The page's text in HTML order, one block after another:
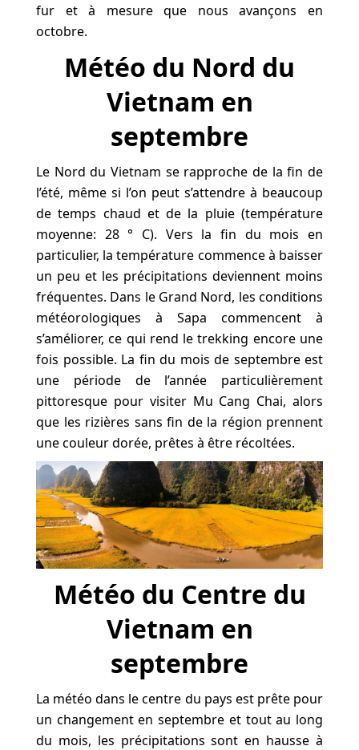
fur et à mesure que nous avançons en
octobre.
Météo du Nord du
Vietnam en
septembre
Le Nord du Vietnam se rapproche de la fin de
l’été, même si l’on peut s’attendre à beaucoup
de temps chaud et de la pluie (température
moyenne: 28 ° C). Vers la fin du mois en
particulier, la température commence à baisser
un peu et les précipitations deviennent moins
fréquentes. Dans le Grand Nord, les conditions
météorologiques à Sapa commencent à
s’améliorer, ce qui rend le trekking encore une
fois possible. La fin du mois de septembre est
une période de l’année particulièrement
pittoresque pour visiter Mu Cang Chai, alors
que les rizières sans fin de la région prennent
une couleur dorée, prêtes à être récoltées.
Météo du Centre du
Vietnam en
septembre
La météo dans le centre du pays est prête pour
un changement en septembre et tout au long
du mois, les précipitations sont en hausse à